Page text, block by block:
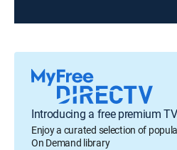
Introducing a free premium
Enjoy a curated selection of
On Demand library